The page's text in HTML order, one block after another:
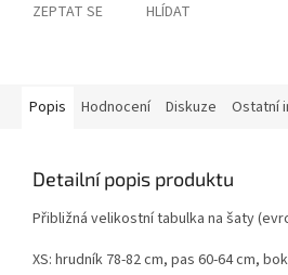
ZEPTAT SE HLÍDAT
Popis Hodnocení Diskuze Ostatní
Detailní popis produktu
Přibližná velikostní tabulka na šaty
XS: hrudník 78-82 cm, pas 60-64 cm,